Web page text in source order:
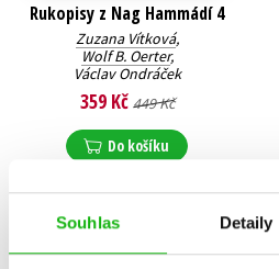
Souhlas Detaily
Rukopisy z Nag Hammádí 4
Zuzana Vítková,
Wolf B. Oerter,
Václav Ondráček
359 Kč 449 Kč
Do košíku